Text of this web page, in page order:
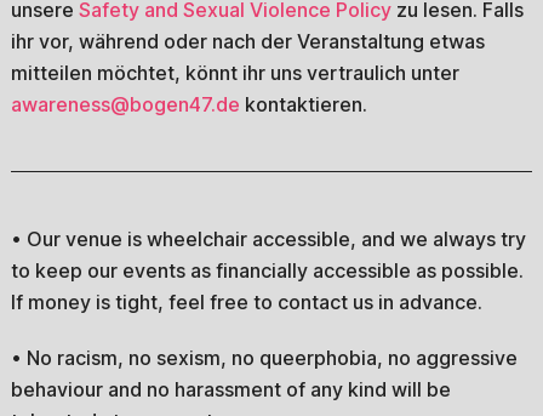
unsere Safety and Sexual Violence Policyzu lesen. Falls
ihr vor, während oder nach der Veranstaltung etwas
mitteilen möchtet, könnt ihr uns vertraulich unter
awareness@bogen47.de kontaktieren.
• Our venue is wheelchair accessible, and we always try
to keep our events as financially accessible as possible.
If money is tight, feel free to contact us in advance.
• No racism, no sexism, no queerphobia, no aggressive
behaviour and no harassment of any kind will be